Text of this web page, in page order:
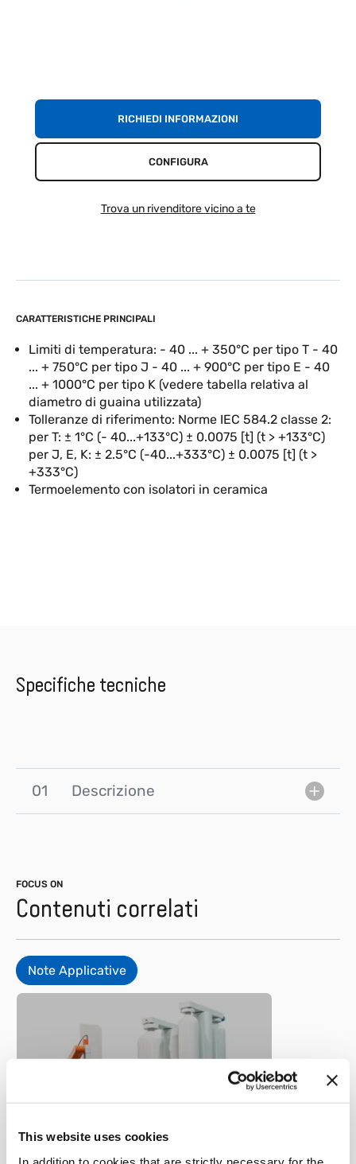
This website uses cookies
CARATTERISTICHE PRINCIPALI
Limiti di temperatura: - 40 ... + 350°C per tipo T - 40
... + 750°C per tipo J - 40 ... + 900°C per tipo E - 40
... + 1000°C per tipo K (vedere tabella relativa al
diametro di guaina utilizzata)
Tolleranze di riferimento: Norme IEC 584.2 classe 2:
per T: ± 1°C (- 40...+133°C) ± 0.0075 [t] (t > +133°C)
per J, E, K: ± 2.5°C (-40...+333°C) ± 0.0075 [t] (t >
+333°C)
Termoelemento con isolatori in ceramica
RICHIEDI INFORMAZIONI
CONFIGURA
Trova un rivenditore vicino a te
Specifiche tecniche
01 Descrizione
FOCUS ON
Contenuti correlati
Note Applicative
pressofusione a camera